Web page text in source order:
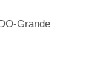
Grande